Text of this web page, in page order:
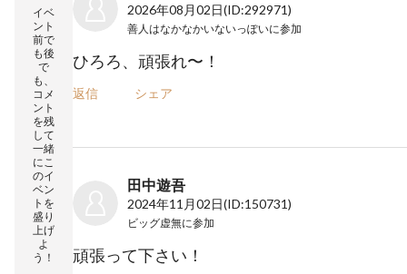
イベ
ント
前で
も後
で
も、
コメ
ント
を残
して
一緒
にこ
のイ
ベン
トを
盛り
上げ
よ
う！
2026年08月02日(ID:292971)
善人はなかなかいないっぽいに参加
ひろろ、頑張れ〜！
返信 シェア
田中遊吾
2024年11月02日(ID:150731)
ビッグ虚無に参加
頑張って下さい！